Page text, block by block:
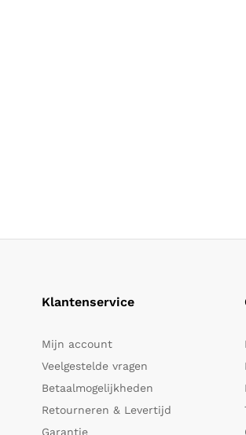
Klantenservice
Mijn account
Veelgestelde vragen
Betaalmogelijkheden
Retourneren & Levertijd
Garantie